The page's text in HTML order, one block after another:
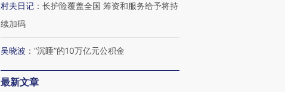
村夫日记 ： 长护险覆盖全国 筹资和服务给予将持
续加码
吴晓波 ： “沉睡”的10万亿元公积金
最新文章